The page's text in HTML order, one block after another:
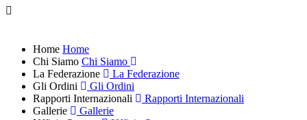
Home Home
Chi Siamo Chi Siamo
La Federazione
La Federazione
Gli Ordini
Gli Ordini
Rapporti Internazionali
Rapporti Internazionali
Gallerie
Gallerie